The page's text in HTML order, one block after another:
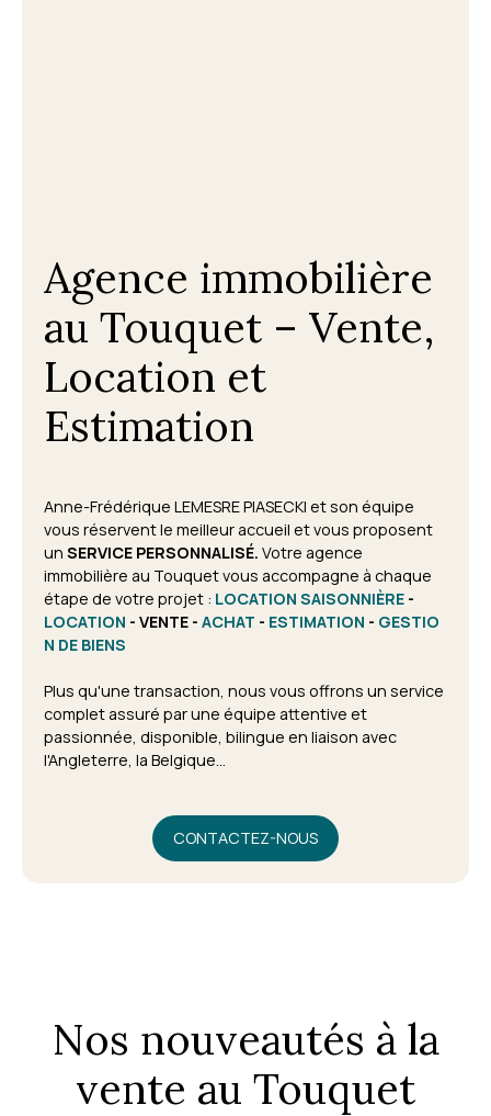
Agence immobilière
au Touquet – Vente,
Location et
Estimation
Anne-Frédérique LEMESRE PIASECKI et son équipe
vous réservent le meilleur accueil et vous proposent
un SERVICE PERSONNALISÉ. Votre agence
immobilière au Touquet vous accompagne à chaque
étape de votre projet : LOCATION SAISONNIÈRE -
LOCATION - VENTE - ACHAT - ESTIMATION - GESTIO
N DE BIENS
Plus qu'une transaction, nous vous offrons un service
complet assuré par une équipe attentive et
passionnée, disponible, bilingue en liaison avec
l'Angleterre, la Belgique...
CONTACTEZ-NOUS
Nos nouveautés à la
vente au Touquet